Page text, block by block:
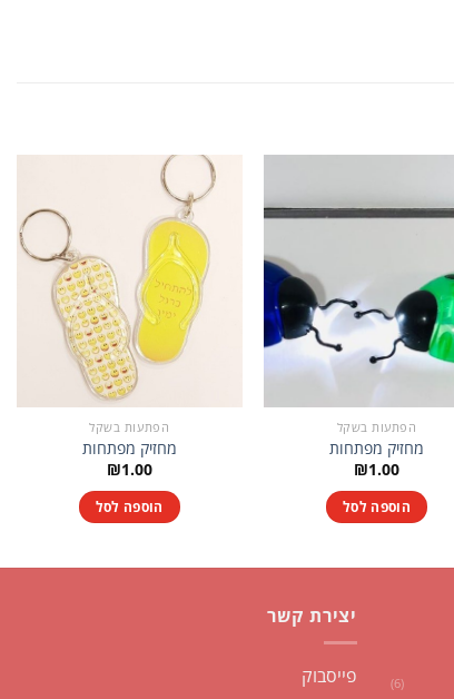
הפתעות בשקל
מחזיק מפתחות
₪1.00
הוספה לסל
הפתעות בשקל
מחזיק מפתחות
₪1.00
הוספה לסל
(6)
יצירת קשר
פייסבוק